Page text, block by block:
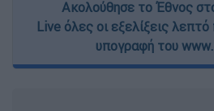
Ακολούθησε το Έθνος
Live όλες οι εξελίξεις
υπογραφή του